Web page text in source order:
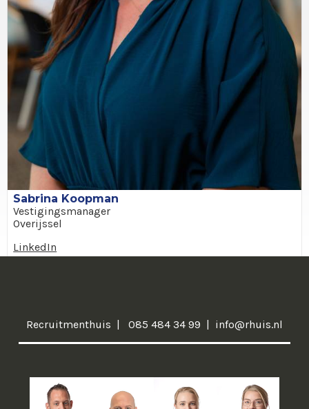
Sabrina Koopman
Vestigingsmanager
Overijssel
LinkedIn
Recruitmenthuis 085 484 34 99 info@rhuis.nl